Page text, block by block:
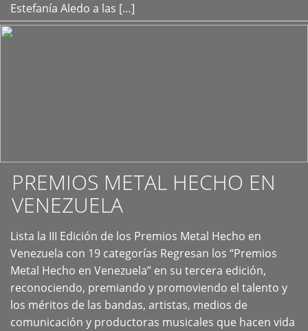
Estefanía Aledo a las […]
PREMIOS METAL HECHO EN
VENEZUELA
Lista la III Edición de los Premios Metal Hecho en
Venezuela con 19 categorías Regresan los “Premios
Metal Hecho en Venezuela” en su tercera edición,
reconociendo, premiando y promoviendo el talento y
los méritos de las bandas, artistas, medios de
comunicación y productoras musicales que hacen vida
+